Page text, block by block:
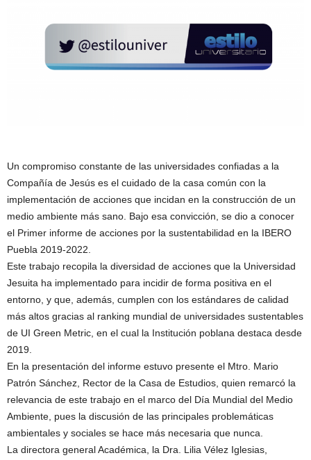
Un compromiso constante de las universidades confiadas a la
Compañía de Jesús es el cuidado de la casa común con la
implementación de acciones que incidan en la construcción de un
medio ambiente más sano. Bajo esa convicción, se dio a conocer
el Primer informe de acciones por la sustentabilidad en la IBERO
Puebla 2019-2022.
Este trabajo recopila la diversidad de acciones que la Universidad
Jesuita ha implementado para incidir de forma positiva en el
entorno, y que, además, cumplen con los estándares de calidad
más altos gracias al ranking mundial de universidades sustentables
de UI Green Metric, en el cual la Institución poblana destaca desde
2019.
En la presentación del informe estuvo presente el Mtro. Mario
Patrón Sánchez, Rector de la Casa de Estudios, quien remarcó la
relevancia de este trabajo en el marco del Día Mundial del Medio
Ambiente, pues la discusión de las principales problemáticas
ambientales y sociales se hace más necesaria que nunca.
La directora general Académica, la Dra. Lilia Vélez Iglesias,